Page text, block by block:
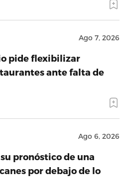
Ago 7, 2026
pide flexibilizar
ante falta de
Ago 6, 2026
pronóstico de una
por debajo de lo